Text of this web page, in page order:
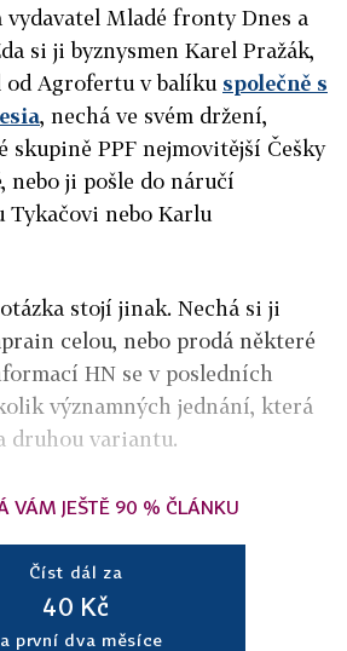
vydavatel Mladé fronty Dnes a
si ji byznysmen Karel Pražák,
Agrofertu v balíku společně s
, nechá ve svém držení,
skupině PPF nejmovitější Češky
nebo ji pošle do náručí
Tykačovi nebo Karlu
stojí jinak. Nechá si ji
celou, nebo prodá některé
HN se v posledních
významných jednání, která
druhou variantu.
VÁM JEŠTĚ 90 % ČLÁNKU
Číst dál za
40 Kč
první dva měsíce